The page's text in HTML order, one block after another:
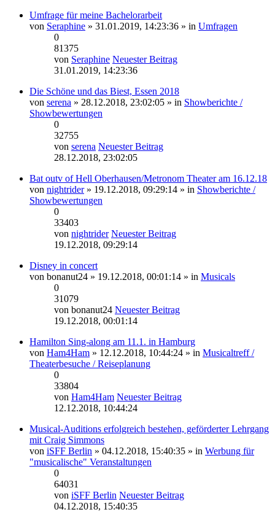
Umfrage für meine Bachelorarbeit
von Seraphine » 31.01.2019, 14:23:36 » in Umfragen
0
81375
von Seraphine Neuester Beitrag
31.01.2019, 14:23:36
Die Schöne und das Biest, Essen 2018
von serena » 28.12.2018, 23:02:05 » in Showberichte /
Showbewertungen
0
32755
von serena Neuester Beitrag
28.12.2018, 23:02:05
Bat outv of Hell Oberhausen/Metronom Theater am 16.12.18
von nightrider» 19.12.2018, 09:29:14 » in Showberichte /
Showbewertungen
0
33403
von nightrider Neuester Beitrag
19.12.2018, 09:29:14
Disney in concert
von bonanut24 » 19.12.2018, 00:01:14 » in Musicals
0
31079
von bonanut24 Neuester Beitrag
19.12.2018, 00:01:14
Hamilton Sing-along am 11.1. in Hamburg
von Ham4Ham » 12.12.2018, 10:44:24 » in Musicaltreff /
Theaterbesuche / Reiseplanung
0
33804
von Ham4Ham Neuester Beitrag
12.12.2018, 10:44:24
Musical-Auditions erfolgreich bestehen, geförderter Lehrgang
mit Craig Simmons
von iSFF Berlin » 04.12.2018, 15:40:35 » in Werbung für
"musicalische" Veranstaltungen
0
64031
von iSFF Berlin Neuester Beitrag
04.12.2018, 15:40:35